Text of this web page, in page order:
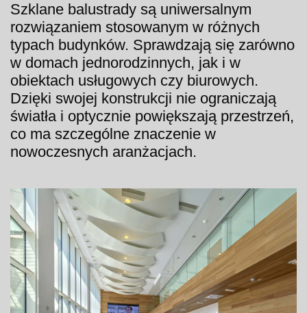
Szklane balustrady są uniwersalnym
rozwiązaniem stosowanym w różnych
typach budynków. Sprawdzają się zarówno
w domach jednorodzinnych, jak i w
obiektach usługowych czy biurowych.
Dzięki swojej konstrukcji nie ograniczają
światła i optycznie powiększają przestrzeń,
co ma szczególne znaczenie w
nowoczesnych aranżacjach.